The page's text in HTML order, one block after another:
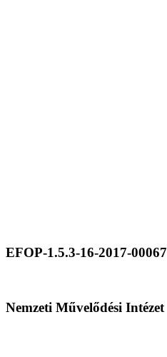
EFOP-1.5.3-16-2017-00067
Nemzeti Művelődési Intézet